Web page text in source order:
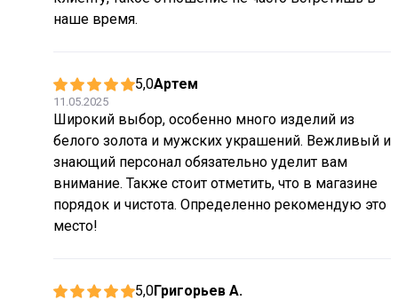
наше время.
5,0Артем
11.05.2025
Широкий выбор, особенно много изделий из
белого золота и мужских украшений. Вежливый и
знающий персонал обязательно уделит вам
внимание. Также стоит отметить, что в магазине
порядок и чистота. Определенно рекомендую это
место!
5,0Григорьев А.